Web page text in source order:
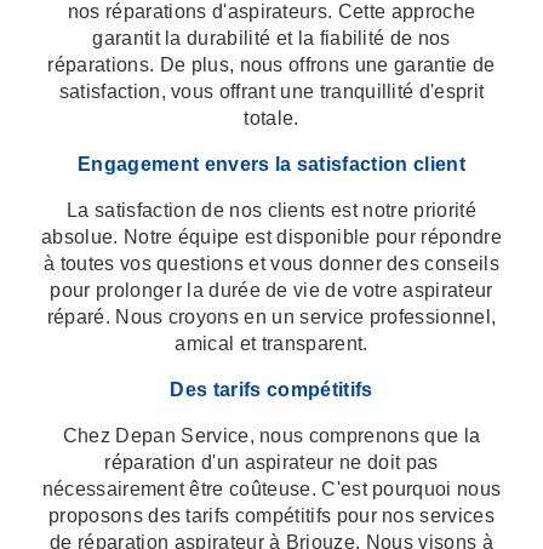
nos réparations d'aspirateurs. Cette approche
garantit la durabilité et la fiabilité de nos
réparations. De plus, nous offrons une garantie de
satisfaction, vous offrant une tranquillité d'esprit
totale.
Engagement envers la satisfaction client
La satisfaction de nos clients est notre priorité
absolue. Notre équipe est disponible pour répondre
à toutes vos questions et vous donner des conseils
pour prolonger la durée de vie de votre aspirateur
réparé. Nous croyons en un service professionnel,
amical et transparent.
Des tarifs compétitifs
Chez Depan Service, nous comprenons que la
réparation d'un aspirateur ne doit pas
nécessairement être coûteuse. C'est pourquoi nous
proposons des tarifs compétitifs pour nos services
de réparation aspirateur à Briouze. Nous visons à